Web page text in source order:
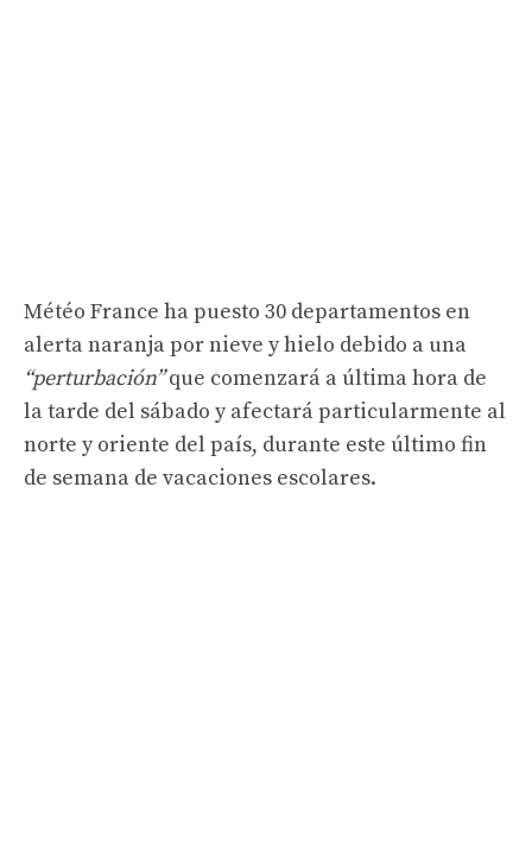
Météo France ha puesto 30 departamentos en
alerta naranja por nieve y hielo debido a una
“perturbación”que comenzará a última hora de
la tarde del sábado y afectará particularmente al
norte y oriente del país, durante este último fin
de semana de vacaciones escolares.